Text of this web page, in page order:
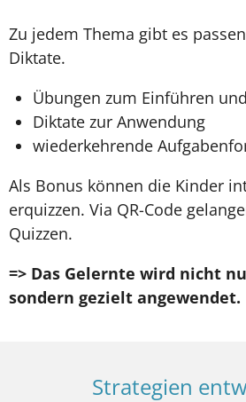
Zu jedem Thema gibt es
Diktate.
Übungen zum Einführen
Diktate zur Anwendung
wiederkehrende
Als Bonus können die Kinder
erquizzen. Via QR-Code
Quizzen.
=> Das Gelernte wird nicht
sondern gezielt angewendet.
Strategien